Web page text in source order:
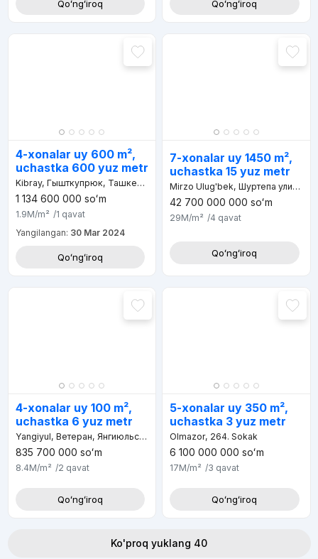
Qoʻngʻiroq Qoʻngʻiroq
4-xonalar uy 600 m²,
uchastka 600 yuz metr
Kibray, Гышткупрюк, Ташкентский район, Узбекистан
1 134 600 000 soʻm
1.9M/m² /1 qavat
Yangilangan: 30 Mar 2024
Qoʻngʻiroq
7-xonalar uy 1450 m²,
uchastka 15 yuz metr
Mirzo Ulug'bek, Шуртепа улица, д.244
42 700 000 000 soʻm
29M/m² /4 qavat
Qoʻngʻiroq
4-xonalar uy 100 m²,
uchastka 6 yuz metr
Yangiyul, Ветеран, Янгиюльский район, Ташкентская область, 110813, Узбекистан
835 700 000 soʻm
8.4M/m² /2 qavat
Qoʻngʻiroq
5-xonalar uy 350 m²,
uchastka 3 yuz metr
Olmazor, 264. Sokak
6 100 000 000 soʻm
17M/m² /3 qavat
Qoʻngʻiroq
Ko'proq yuklang 40